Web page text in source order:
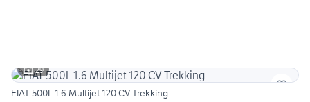
29
FIAT 500L 1.6 Multijet 120 CV Trekking